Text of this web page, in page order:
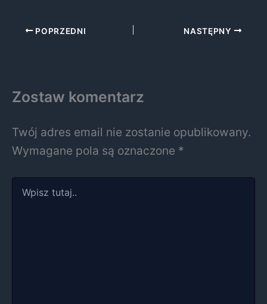
POPRZEDNI NASTĘPNY
Zostaw komentarz
Twój adres email nie zostanie opublikowany.
Wymagane pola są oznaczone *
tutaj..